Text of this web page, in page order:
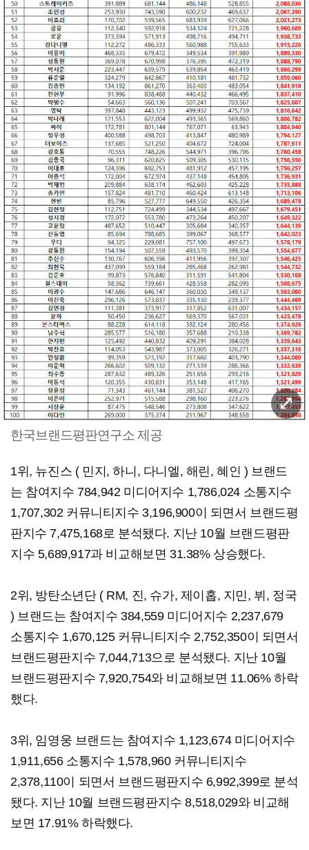
한국브랜드평판연구소 제공
​1위, 뉴진스 ( 민지, 하니, 다니엘, 해린, 혜인 ) 브랜드
는 참여지수 784,942 미디어지수 1,786,024 소통지수
1,707,302 커뮤니티지수 3,196,900이 되면서 브랜드평
판지수 7,475,168로 분석됐다. 지난 10월 브랜드평판
지수 5,689,917과 비교해보면 31.38% 상승했다.​
​2위, 방탄소년단 ( RM, 진, 슈가, 제이홉, 지민, 뷔, 정국
) 브랜드는 참여지수 384,559 미디어지수 2,237,679
소통지수 1,670,125 커뮤니티지수 2,752,350이 되면서
브랜드평판지수 7,044,713으로 분석됐다. 지난 10월
브랜드평판지수 7,920,754와 비교해보면 11.06% 하락
했다.​
​3위, 임영웅 브랜드는 참여지수 1,123,674 미디어지수
1,911,656 소통지수 1,578,960 커뮤니티지수
2,378,110이 되면서 브랜드평판지수 6,992,399로 분석
됐다. 지난 10월 브랜드평판지수 8,518,029와 비교해
보면 17.91% 하락했다.​